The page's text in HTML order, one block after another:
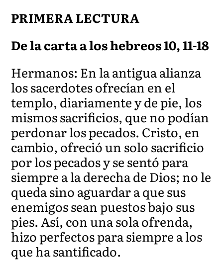
PRIMERA LECTURA
De la carta a los hebreos 10, 11-18
Hermanos: En la antigua alianza
los sacerdotes ofrecían en el
templo, diariamente y de pie, los
mismos sacrificios, que no podían
perdonar los pecados. Cristo, en
cambio, ofreció un solo sacrificio
por los pecados y se sentó para
siempre a la derecha de Dios; no le
queda sino aguardar a que sus
enemigos sean puestos bajo sus
pies. Así, con una sola ofrenda,
hizo perfectos para siempre a los
que ha santificado.